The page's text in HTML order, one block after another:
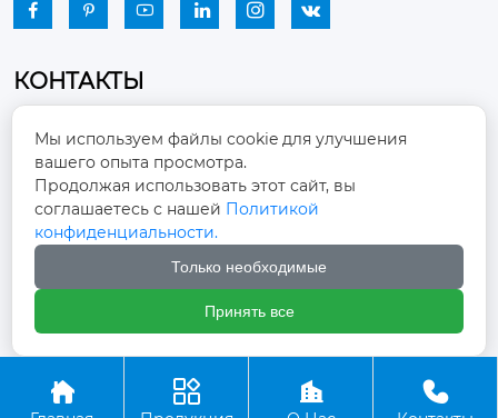
     
КОНТАКТЫ

Промышленный парк, город Наньцзяо,
район Чжоуцунь, город Цзыбо, провинция
Шаньдун
winston-xu@hengdingfan.com
+86-13806434669
 +86 13806434669
   
Мы используем файлы cookie для улучшения
вашего опыта просмотра.
Продолжая использовать этот сайт, вы
соглашаетесь с нашей Политикой
конфиденциальности.
Только необходимые
Принять все